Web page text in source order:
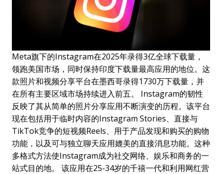
Meta旗下的Instagram在2025年录得3亿全球下载量，
领跑美国市场，同时保持印度下载量最高应用的地位。这
款照片和视频分享平台在墨西哥录得1730万下载量，并
在所有主要区域市场持续进入前五。 Instagram的韧性
反映了其从简单的照片分享应用不断演变的历程。该平台
现在包括用于临时内容的Instagram Stories、直接与
TikTok竞争的短视频Reels、用于产品发现和购买的购物
功能，以及可与独立聊天应用媲美的直接消息功能。这种
多格式方法使Instagram成为社交网络、娱乐和商务的一
站式目的地。 该应用在25-34岁的千禧一代和利用网红营